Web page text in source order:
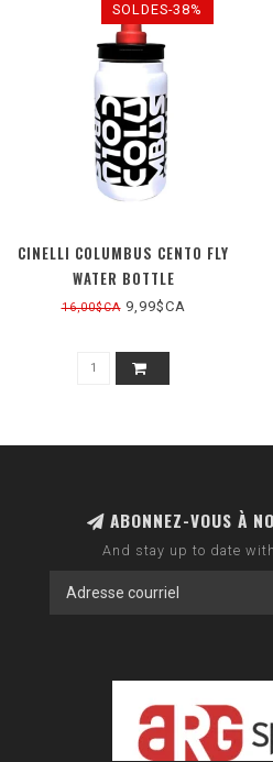
SOLDES-38%
CINELLI COLUMBUS CENTO FLY
WATER BOTTLE
16,00$CA9,99$CA
ABONNEZ-VOUS À
And stay up to date